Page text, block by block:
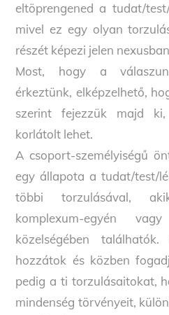
eltöprengened a tudat/
mivel ez egy olyan
részét képezi jelen
Most, hogy a
érkeztünk, elképzelhető,
szerint fejezzük majd
korlátolt lehet.
A csoport-személyiségű
egy állapota a tudat/test/
többi torzulásával,
komplexum-egyén
közelségében
hozzátok és közben
pedig a ti torzulásaitokat,
mindenség törvényeit,